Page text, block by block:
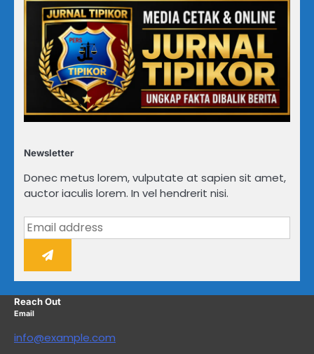
Newsletter
Donec metus lorem, vulputate at sapien sit amet,
auctor iaculis lorem. In vel hendrerit nisi.
Reach Out
Email
info@example.com